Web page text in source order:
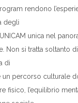
rendono
degli
unica nel
Non si tratta soltanto
di
un percorso culturale
fisico, l’equilibrio